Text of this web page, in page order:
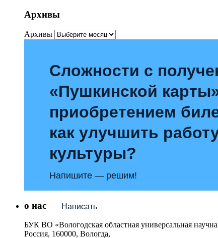
Архивы
Архивы
Сложности с
«Пушкинской
приобретением
как улучшить
культуры?
Напишите — решим!
Написать
о нас
БУК ВО «Вологодская областная универсальная
Россия, 160000, Вологда,